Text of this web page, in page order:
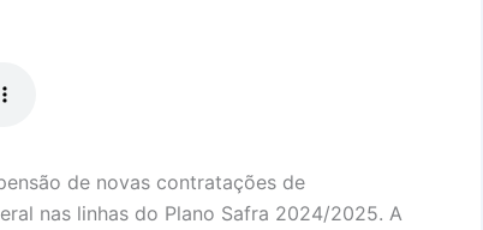
de novas contratações de
nas linhas do Plano Safra 2024/2025. A